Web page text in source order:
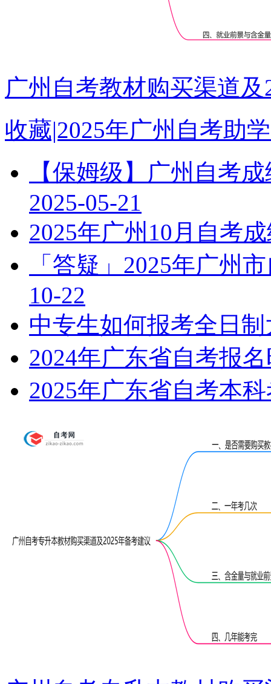
广州自考教材购买渠道
收藏|2025年广州自考助
【保姆级】广州自考
2025-05-21
2025年广州10月自考
「答疑」2025年广州
10-22
中专生如何报考全日
2024年广东省自考报
2025年广东省自考本